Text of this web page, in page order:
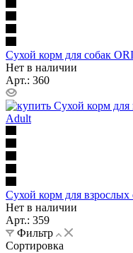
Сухой корм для собак
Нет в наличии
Арт.: 360
Сухой корм для
Нет в наличии
Арт.: 359
Фильтр
Сортировка